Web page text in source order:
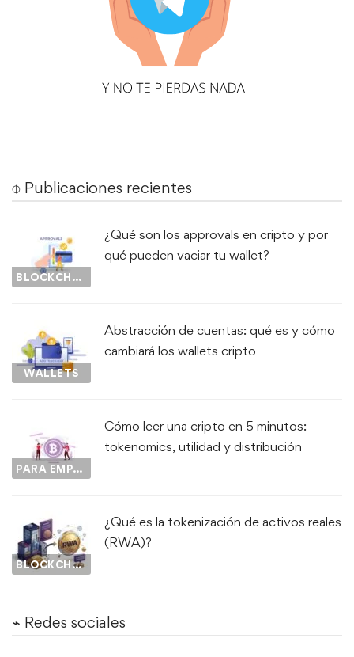
⌽ Publicaciones recientes
BLOCKCHAIN
¿Qué son los approvals en cripto y por
qué pueden vaciar tu wallet?
WALLETS
Abstracción de cuentas: qué es y cómo
cambiará los wallets cripto
PARA EMPEZAR...
Cómo leer una cripto en 5 minutos:
tokenomics, utilidad y distribución
BLOCKCHAIN
¿Qué es la tokenización de activos reales
(RWA)?
⌁ Redes sociales